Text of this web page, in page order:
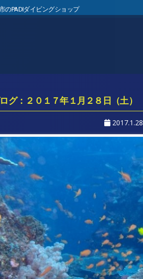
のPADIダイビングショップ
グ：２０１７年１月２８日（土）
2017.1.28